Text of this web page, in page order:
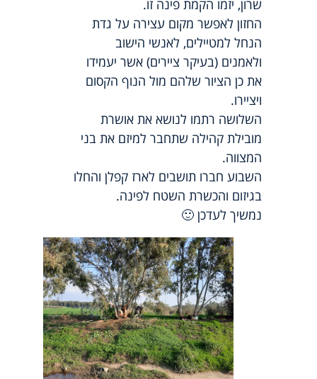
שרון, יזמו הקמת פינה זו.
החזון לאפשר מקום עצירה על גדת
הנחל למטיילים, לאנשי הישוב
ולאמנים (בעיקר ציירים) אשר יעמידו
את כן הציור שלהם מול הנוף הקסום
ויציירו.
השלושה רתמו לנושא את אושרת
מובילת קהילה שתחבר למיזם את בני
המצווה.
השבוע חברו תושבים לארז קפלן והחלו
בגיזום והכשרת השטח לפינה.
נמשיך לעדכן 🙂